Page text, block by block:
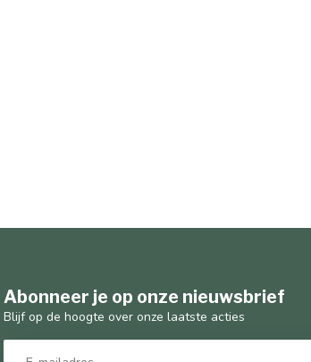
Abonneer je op onze nieuwsbrief
Blijf op de hoogte over onze laatste acties